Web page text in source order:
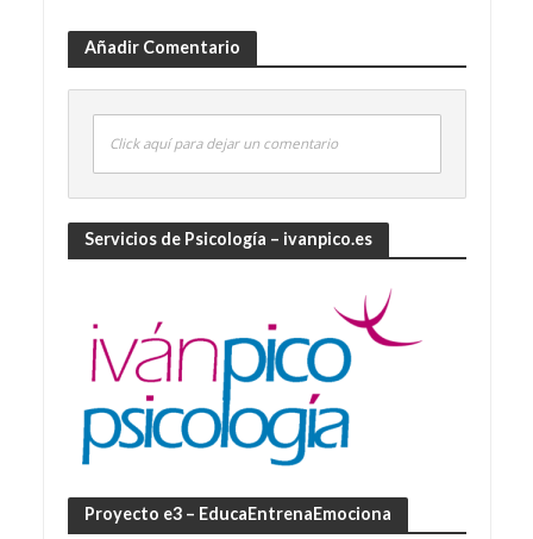
Añadir Comentario
Click aquí para dejar un comentario
Servicios de Psicología – ivanpico.es
Proyecto e3 – EducaEntrenaEmociona